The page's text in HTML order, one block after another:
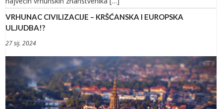
VRHUNAC CIVILIZACIJE – KRŠĆANSKA I EUROPSKA
ULJUDBA!?
27 sij. 2024